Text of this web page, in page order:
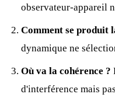
observateur-appareil
Comment se produit
dynamique ne
Où va la cohérence ?
d'interférence mais